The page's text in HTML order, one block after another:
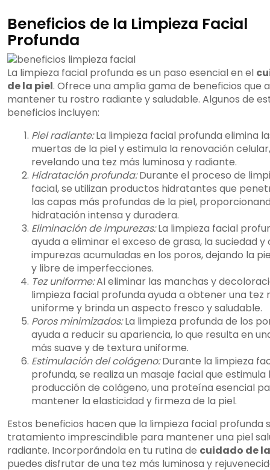
Beneficios de la Limpieza Facial
Profunda
La limpieza facial profunda es un paso esencial en el
de la piel. Ofrece una amplia gama de beneficios que
mantener tu rostro radiante y saludable. Algunos de
beneficios incluyen:
Piel radiante:La limpieza facial profunda elimina
muertas de la piel y estimula la renovación celular,
revelando una tez más luminosa y radiante.
Hidratación profunda:Durante el proceso de
facial, se utilizan productos hidratantes que
las capas más profundas de la piel,
hidratación intensa y duradera.
Eliminación de impurezas:La limpieza facial
ayuda a eliminar el exceso de grasa, la suciedad y
impurezas acumuladas en los poros, dejando la
y libre de imperfecciones.
Tez uniforme:Al eliminar las manchas y
limpieza facial profunda ayuda a obtener una tez
uniforme y brinda un aspecto fresco y saludable.
Poros minimizados:La limpieza profunda de los
ayuda a reducir su apariencia, lo que resulta en
más suave y de textura uniforme.
Estimulación del colágeno:Durante la limpieza
profunda, se realiza un masaje facial que estimula
producción de colágeno, una proteína esencial
mantener la elasticidad y firmeza de la piel.
Estos beneficios hacen que la limpieza facial profunda
tratamiento imprescindible para mantener una piel
radiante. Incorporándola en tu rutina de cuidado de
puedes disfrutar de una tez más luminosa y